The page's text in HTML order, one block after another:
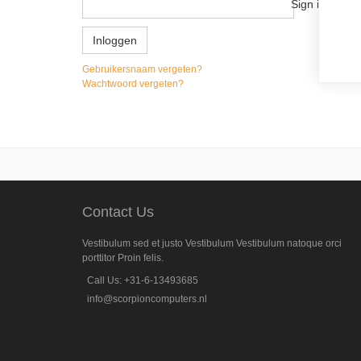
Sign in with a
Inloggen
Gebruikersnaam vergeten?
Wachtwoord vergeten?
Contact Us
Vestibulum sed et justo Vestibulum Vestibulum natoque orci
porttitor Proin felis.
Call Us: +31-6-13493685
info@scorpioncomputers.nl